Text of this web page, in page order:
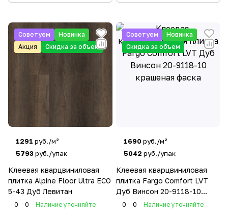
Советуем
Новинка
Акция
Скидка за объем
1291 руб./м²
5793 руб./упак
Клеевая кварцвиниловая
плитка Alpine Floor Ultra ECO
5-43 Дуб Левитан
0 0 Наличие уточняйте
Советуем
Новинка
Скидка за объем
1690 руб./м²
5042 руб./упак
Клеевая кварцвиниловая
плитка Fargo Comfort LVT
Дуб Винсон 20-9118-10
крашеная фаска
0 0 Наличие уточняйте